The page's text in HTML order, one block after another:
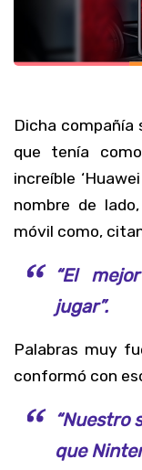
Dicha compañía
que tenía
increíble
nombre de
móvil como,
“El
jugar”.
Palabras muy
conformó con
“Nuestro
que